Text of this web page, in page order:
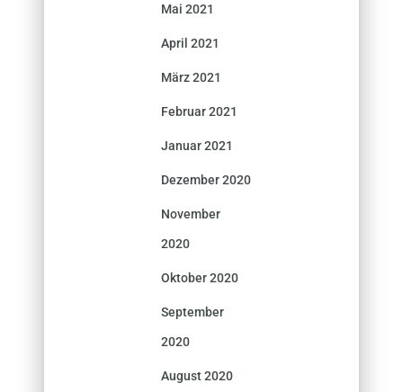
Mai 2021
April 2021
März 2021
Februar 2021
Januar 2021
Dezember 2020
November
2020
Oktober 2020
September
2020
August 2020